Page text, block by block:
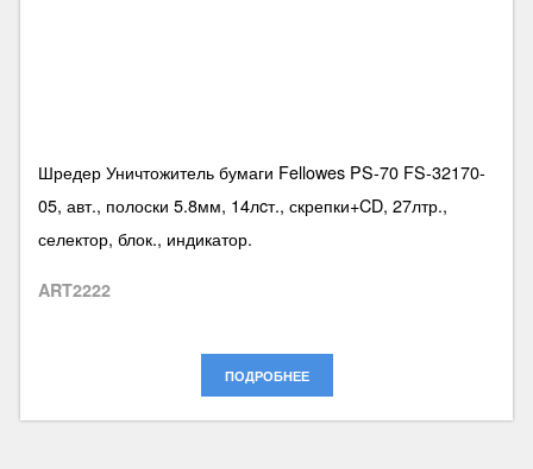
Шредер Уничтожитель бумаги Fellowes PS-70 FS-32170-
05, авт., полоски 5.8мм, 14лcт., скрепки+CD, 27лтр.,
селектор, блок., индикатор.
ART2222
ПОДРОБНЕЕ